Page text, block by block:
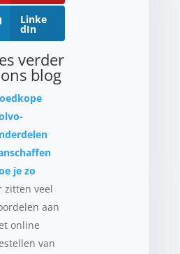
Linke
dIn
verder
blog
je zo
zitten veel
aan
online
van